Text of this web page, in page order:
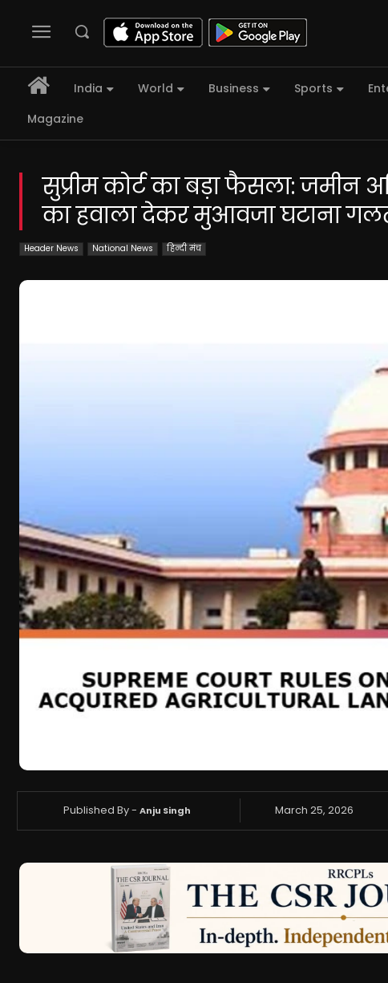
India World Business Sports
Magazine
सुप्रीम कोर्ट का बड़ा फैसला: जमीन
का हवाला देकर मुआवजा घटाना
Header News National News हिन्दी मंच
Published By - Anju Singh March 25, 2026